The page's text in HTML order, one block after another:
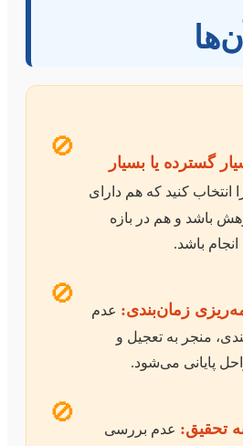
🚫
گسترده یا بسیار
کنید که هم دارای
باشد و هم در بازه
باشد.
🚫
زمان‌بندی: عدم
منجر به تعجیل و
پایانی می‌شود.
🚫
تحقیق: عدم بررسی